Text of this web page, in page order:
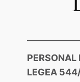
PERSONAL
LEGEA